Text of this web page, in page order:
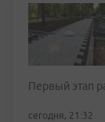
Первый этап
сегодня, 21:32